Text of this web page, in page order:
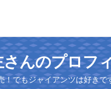
んのプロフ
！でもジャイアンツは好きで